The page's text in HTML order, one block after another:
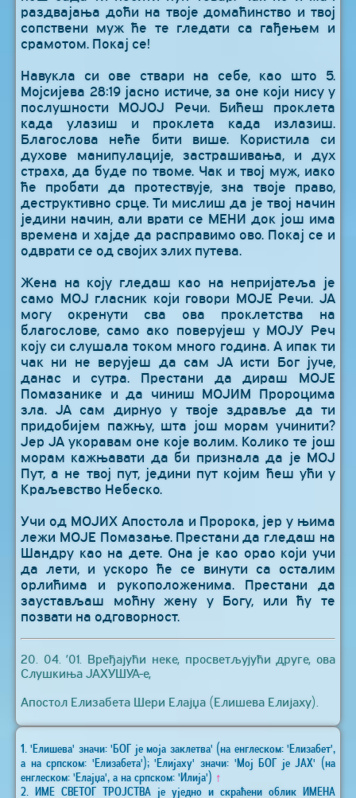
раздвајања доћи на твоје домаћинство и твој
сопствени муж ће те гледати са гађењем и
срамотом. Покај се!
Навукла си ове ствари на себе, као што 5.
Мојсијева 28:19 јасно истиче, за оне који нису у
послушности МОЈОЈ Речи. Бићеш проклета
када улазиш и проклета када излазиш.
Благослова неће бити више. Користила си
духове манипулације, застрашивања, и дух
страха, да буде по твоме. Чак и твој муж, иако
ће пробати да протествује, зна твоје право,
деструктивно срце. Ти мислиш да је твој начин
једини начин, али врати се МЕНИ док још има
времена и хајде да расправимо ово. Покај се и
одврати се од својих злих путева.
Жена на коју гледаш као на непријатеља је
само МОЈ гласник који говори МОЈЕ Речи. ЈА
могу окренути сва ова проклетства на
благослове, само ако поверујеш у МОЈУ Реч
коју си слушала током много година. А ипак ти
чак ни не верујеш да сам ЈА исти Бог јуче,
данас и сутра. Престани да дираш МОЈЕ
Помазанике и да чиниш МОЈИМ Пророцима
зла. ЈА сам дирнуо у твоје здравље да ти
придобијем пажњу, шта још морам учинити?
Јер ЈА укоравам оне које волим. Колико те још
морам кажњавати да би признала да је МОЈ
Пут, а не твој пут, једини пут којим ћеш ући у
Краљевство Небеско.
Учи од МОЈИХ Апостола и Пророка, јер у њима
лежи МОЈЕ Помазање. Престани да гледаш на
Шандру као на дете. Она је као орао који учи
да лети, и ускоро ће се винути са осталим
орлићима и рукоположенима. Престани да
заустављаш моћну жену у Богу, или ћу те
позвати на одговорност.
20. 04. ’01. Вређајући неке, просветљујући друге, ова
Слушкиња ЈАХУШУА-е,
Апостол Елизабета Шери Елајџа (Елишева Елијаху).
1. 'Елишева' значи: 'БОГ је моја заклетва' (на енглеском: 'Елизабет',
а на српском: 'Елизабета'); 'Елијаху' значи: 'Мој БОГ је ЈАХ' (на
енглеском: 'Елајџа', а на српском: 'Илија') ↑
2. ИМЕ СВЕТОГ ТРОЈСТВА је уједно и скраћени облик ИМЕНА